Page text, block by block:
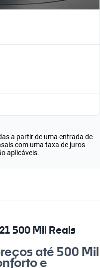
a partir de uma entrada de
com uma taxa de juros
aplicáveis.
500 Mil Reais
até 500 Mil
e